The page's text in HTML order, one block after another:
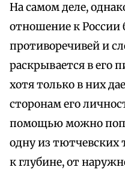
На самом деле,
отношение к России
противоречивей и
раскрывается в его
хотя только в них
сторонам его
помощью можно
одну из тютчевских
к глубине, от